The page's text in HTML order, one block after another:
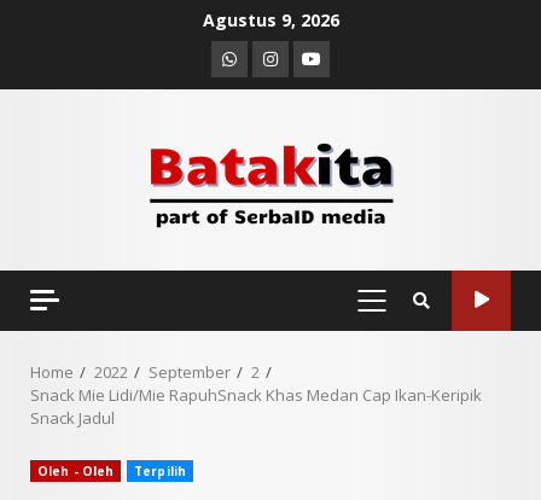
Agustus 9, 2026
Whatsapp
Instagram
Youtube
PRIMARY
Home 2022 September
2
Snack Mie Lidi/Mie RapuhSnack Khas Medan Cap Ikan-Keripik
Snack Jadul
Oleh - Oleh Terpilih